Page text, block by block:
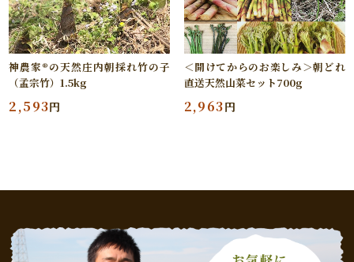
神農家®の天然庄内朝採れ竹の子
（孟宗竹）1.5kg
2,593円
＜開けてからのお楽しみ＞朝どれ
直送天然山菜セット700g
2,963円